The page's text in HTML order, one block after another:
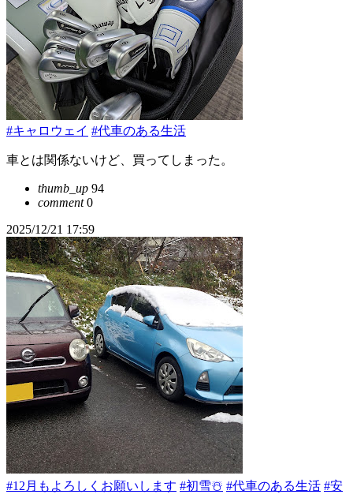
#キャロウェイ #代車のある生活
車とは関係ないけど、買ってしまった。
thumb_up 94
comment0
2025/12/21 17:59
#12月もよろしくお願いします #初雪☃️ #代車のある生活 #安